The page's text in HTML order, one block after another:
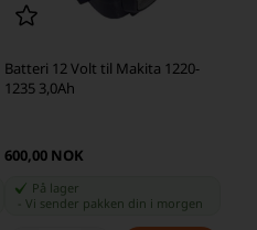
Batteri 12 Volt til Makita 1220-
1235 3,0Ah
600,00 NOK
På lager
Vi sender pakken din i morgen